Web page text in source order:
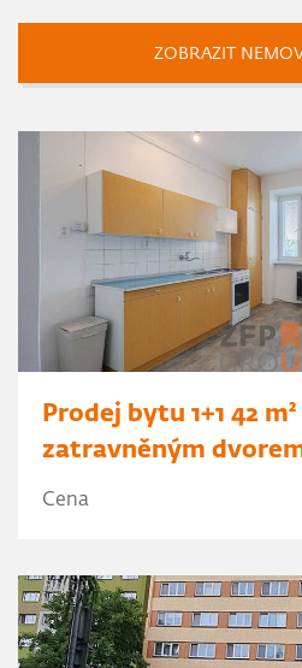
ZOBRAZIT
Prodej bytu 1+1 42 m²
zatravněným
Cena